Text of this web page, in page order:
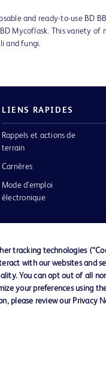
and ready-to-use BD
Mycoflask. This variety of
and fungi.
LIENS RAPIDES
Rappels et actions de
terrain
Carrières
Mode d’emploi
électronique
cookies
tracking technologies
with our websites and
You can opt out of all
your preferences using
please review our Privacy